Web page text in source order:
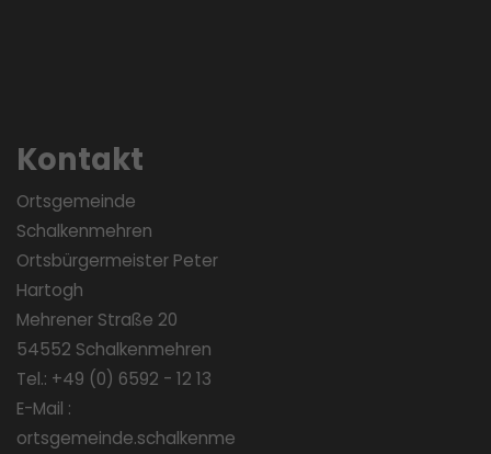
Kontakt
Ortsgemeinde
Schalkenmehren
Ortsbürgermeister Peter
Hartogh
Mehrener Straße 20
54552 Schalkenmehren
Tel.: +49 (0) 6592 - 12 13
E-Mail :
ortsgemeinde.schalkenme